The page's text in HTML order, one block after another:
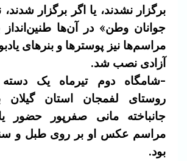
برگزار نشدند، یا اگر برگزار
جوانان وطن» در آن‌ها
مراسم‌ها نیز پوسترها و بنرهای
آزادی نصب شد.
-شامگاه دوم تیرماه یک دسته
روستای لفمجان استان
جانباخته مانی صفرپور حضور
مراسم عکس او بر روی طبل و
بود.